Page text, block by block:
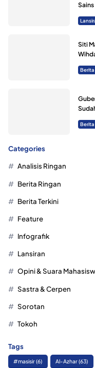
Sains
Siti
Berita
Berita
Categories
Analisis Ringan
Berita Ringan
Berita Terkini
Feature
Infografik
Lansiran
Opini & Suara
Sastra & Cerpen
Sorotan
Tokoh
Tags
#masisir(6) Al-Azhar(63)